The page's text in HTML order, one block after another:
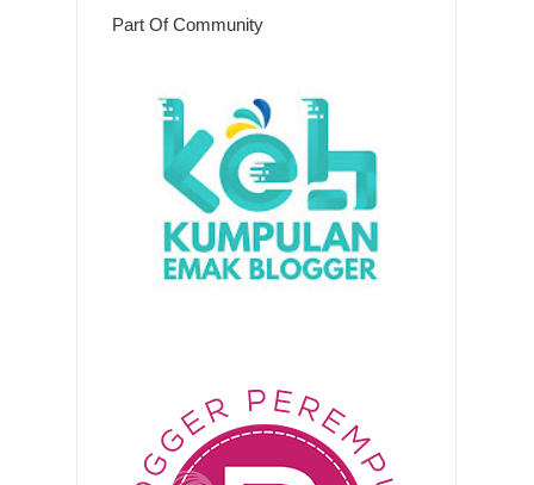
Part Of Community